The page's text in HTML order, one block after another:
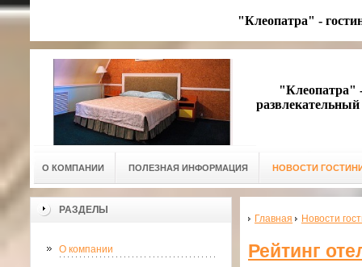
"Клеопатра" -
"Клеопатра" -
О КОМПАНИИ ПОЛЕЗНАЯ ИНФОРМАЦИЯ НОВОСТИ
РАЗДЕЛЫ
О компании
Главная Новости
Рейтинг